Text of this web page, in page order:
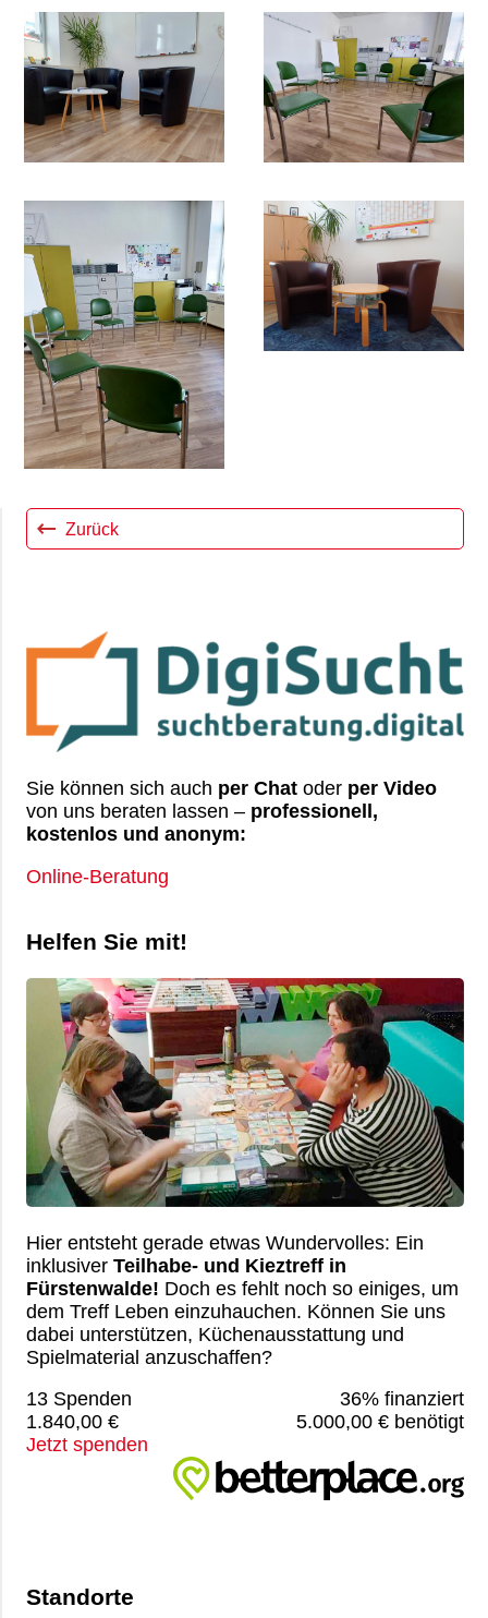
und frühstücken gemeinsam. Hier können Sie
sich in entspannter Atmosphäre mit anderen
Betroffenen austauschen. Voraussetzung für
die Teilnahme ist, dass Sie bereits bei uns in
Beratung waren. Nehmen Sie bei Interesse
Kontakt mit uns auf. Es gibt an jedem unserer
Selbsthilfegruppen:
Wenn Sie Interesse an einer
Selbsthilfegruppe haben, melden Sie sich
gerne bei uns. Wir können für Sie den
Kontakt zu Selbsthilfegruppen herstellen.
Sowohl für Betroffene als auch für
Angehörige.
Gerne können Sie sich auch direkt an die
wenden:
fuewa.de/selbsthilfekontaktstelle/
Eisenhüttenstadt/Beeskow:https://www.drk-
mohs.de/angebote/s3/selbsthilfe/selbsthilfe-
zentrale.html
Zurück
Sie können sich auch per Chat oder per Video
von uns beraten lassen – professionell,
kostenlos und anonym:
Online-Beratung
Helfen Sie mit!
Hier entsteht gerade etwas Wundervolles: Ein
inklusiverTeilhabe- und Kieztreff in
Fürstenwalde! Doch es fehlt noch so einiges, um
dem Treff Leben einzuhauchen. Können Sie uns
dabei unterstützen, Küchenausstattung und
Spielmaterial anzuschaffen?
13 Spenden
36% finanziert
1.840,00 €
5.000,00 € benötigt
Jetzt spenden
Standorte